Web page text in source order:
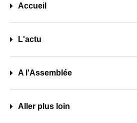
Accueil
L'actu
A l'Assemblée
Aller plus loin